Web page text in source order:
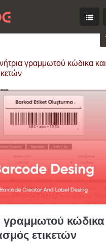
view_list
Menu
γραμμωτού κώδικα και
γραμμωτού κώδικα
ετικετών